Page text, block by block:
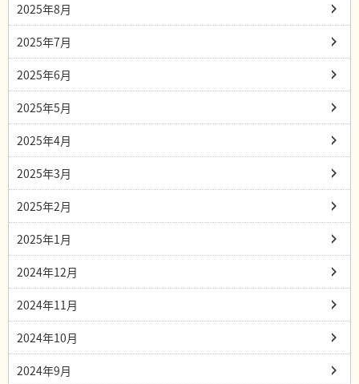
2025年8月
2025年7月
2025年6月
2025年5月
2025年4月
2025年3月
2025年2月
2025年1月
2024年12月
2024年11月
2024年10月
2024年9月